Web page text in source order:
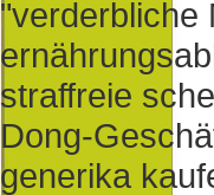
"verderbliche
straffreie
Dong-
generika